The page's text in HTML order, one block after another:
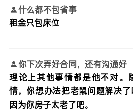
什么都不包省事
租金只包床位
你下次弄好合同，还有沟通好
理论上其他事情都是他不对。
情，你想办法把老鼠问题解决
因为你房子太老了吧。